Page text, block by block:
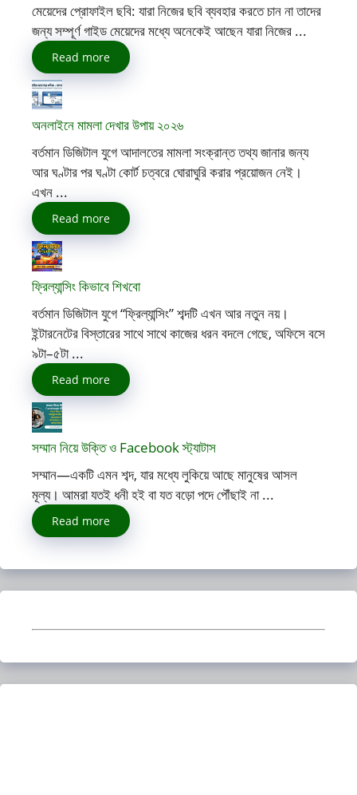
মেয়েদের প্রোফাইল ছবি: যারা নিজের ছবি ব্যবহার করতে চান না তাদের
জন্য সম্পূর্ণ গাইড মেয়েদের মধ্যে অনেকেই আছেন যারা নিজের ...
Read more
অনলাইনে মামলা দেখার উপায় ২০২৬
বর্তমান ডিজিটাল যুগে আদালতের মামলা সংক্রান্ত তথ্য জানার জন্য
আর ঘণ্টার পর ঘণ্টা কোর্ট চত্বরে ঘোরাঘুরি করার প্রয়োজন নেই।
এখন ...
Read more
ফ্রিল্যান্সিং কিভাবে শিখবো
বর্তমান ডিজিটাল যুগে “ফ্রিল্যান্সিং” শব্দটি এখন আর নতুন নয়।
ইন্টারনেটের বিস্তারের সাথে সাথে কাজের ধরন বদলে গেছে, অফিসে বসে
৯টা–৫টা ...
Read more
সম্মান নিয়ে উক্তি ও Facebook স্ট্যাটাস
সম্মান—একটি এমন শব্দ, যার মধ্যে লুকিয়ে আছে মানুষের আসল
মূল্য। আমরা যতই ধনী হই বা যত বড়ো পদে পৌঁছাই না ...
Read more